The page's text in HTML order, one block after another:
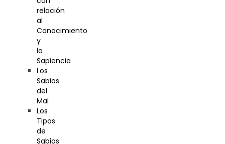
relación
al
Conocimiento
y
la
Sapiencia
Los
Sabios
del
Mal
Los
Tipos
de
Sabios